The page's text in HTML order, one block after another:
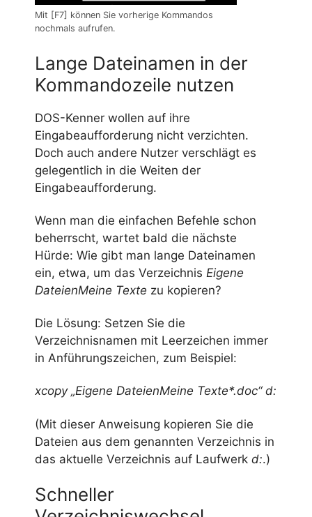
Mit [F7] können Sie vorherige Kommandos
nochmals aufrufen.
Lange Dateinamen in der
Kommandozeile nutzen
DOS-Kenner wollen auf ihre
Eingabeaufforderung nicht verzichten.
Doch auch andere Nutzer verschlägt es
gelegentlich in die Weiten der
Eingabeaufforderung.
Wenn man die einfachen Befehle schon
beherrscht, wartet bald die nächste
Hürde: Wie gibt man lange Dateinamen
ein, etwa, um das Verzeichnis Eigene
DateienMeine Texte zu kopieren?
Die Lösung: Setzen Sie die
Verzeichnisnamen mit Leerzeichen immer
in Anführungszeichen, zum Beispiel:
xcopy „Eigene DateienMeine Texte*.doc“ d:
(Mit dieser Anweisung kopieren Sie die
Dateien aus dem genannten Verzeichnis in
das aktuelle Verzeichnis auf Laufwerk d:.)
Schneller